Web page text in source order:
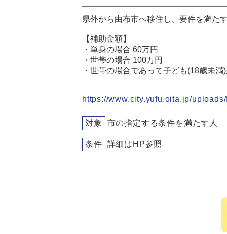
県外から由布市へ移住し、要件を満た
【補助金額】
・単身の場合 60万円
・世帯の場合 100万円
・世帯の場合であって子ども(18歳未
https://www.city.yufu.oita.jp/
対象 市の指定する条件を満たす人
条件 詳細はHP参照